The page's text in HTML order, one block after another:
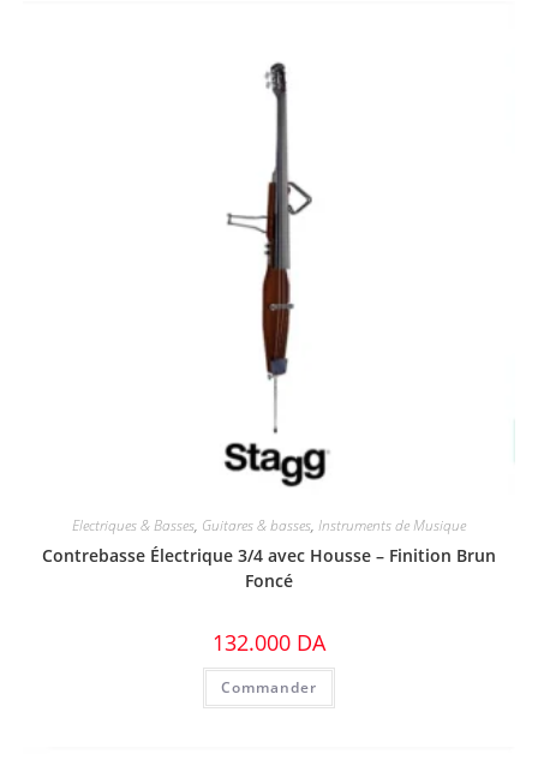
Electriques & Basses, Guitares & basses, Instruments de Musique
Contrebasse Électrique 3/4 avec Housse – Finition Brun
Foncé
132.000 DA
Commander